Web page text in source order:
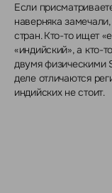
Если
наверняка
стран. Кто-то ищет
«индийский», а кто-
двумя физическими
деле отличаются
индийских не стоит.